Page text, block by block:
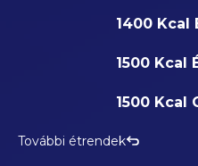
1400 Kcal
1500 Kcal
1500 Kcal
További étrendek